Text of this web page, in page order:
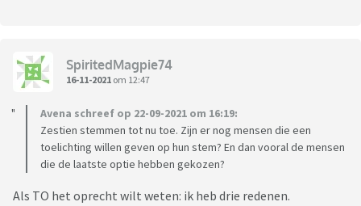
SpiritedMagpie74
16-11-2021 om 12:47
Avena schreef op 22-09-2021 om 16:19:
Zestien stemmen tot nu toe. Zijn er nog mensen die een
toelichting willen geven op hun stem? En dan vooral de mensen
die de laatste optie hebben gekozen?
Als TO het oprecht wilt weten: ik heb drie redenen.